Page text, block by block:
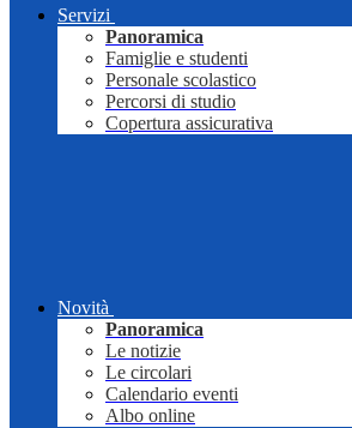
Servizi
Panoramica
Famiglie e studenti
Personale scolastico
Percorsi di studio
Copertura assicurativa
Novità
Panoramica
Le notizie
Le circolari
Calendario eventi
Albo online